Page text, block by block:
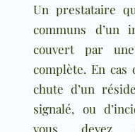
Un prestataire
communs d’un
couvert par une
complète. En cas
chute d’un
signalé, ou
vous devez